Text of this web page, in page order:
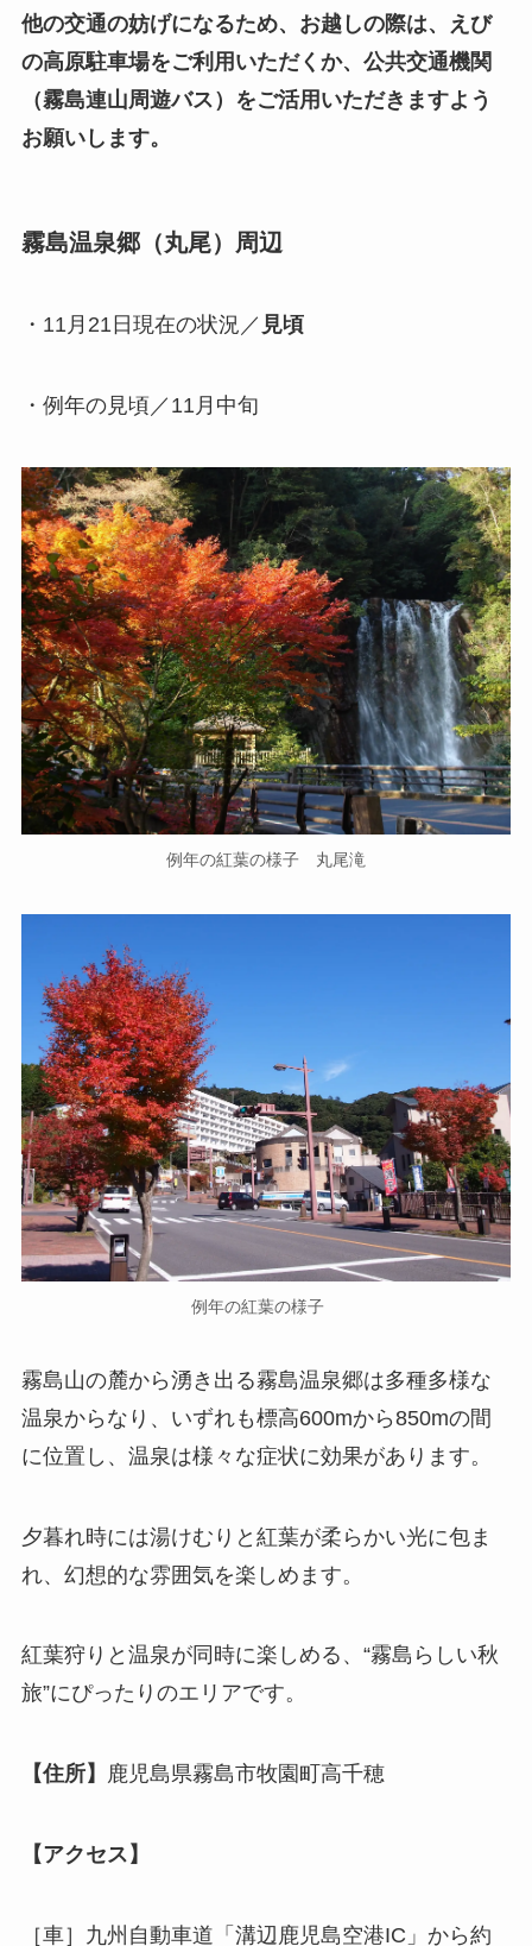
他の交通の妨げになるため、お越しの際は、えび
の高原駐車場をご利用いただくか、公共交通機関
（霧島連山周遊バス）をご活用いただきますよう
お願いします。
霧島温泉郷（丸尾）周辺
・11月21日現在の状況／ 見頃
・例年の見頃／11月中旬
例年の紅葉の様子 丸尾滝
例年の紅葉の様子
霧島山の麓から湧き出る霧島温泉郷は多種多様な
温泉からなり、いずれも標高600mから850mの間
に位置し、温泉は様々な症状に効果があります。
夕暮れ時には湯けむりと紅葉が柔らかい光に包ま
れ、幻想的な雰囲気を楽しめます。
紅葉狩りと温泉が同時に楽しめる、“霧島らしい秋
旅”にぴったりのエリアです。
【住所】 鹿児島県霧島市牧園町高千穂
【アクセス】
［車］九州自動車道「溝辺鹿児島空港IC」から約